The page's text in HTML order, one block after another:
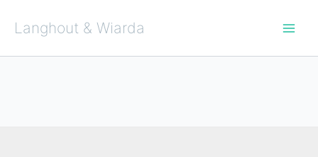
inhoudLanghout & Wiarda